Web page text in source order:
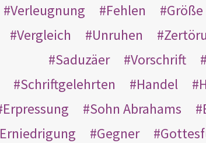
Verleugnung
Fehlen Größe
Vergleich
Unruhen
Saduzäer
Vorschrift
Schriftgelehrten
Handel
Erpressung
Sohn Abrahams
Erniedrigung
Gegner